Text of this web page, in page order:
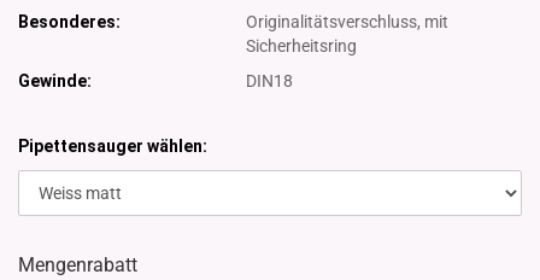
Besonderes:
Originalitätsverschluss, mit
Sicherheitsring
Gewinde:
DIN18
Pipettensauger wählen:
Mengenrabatt